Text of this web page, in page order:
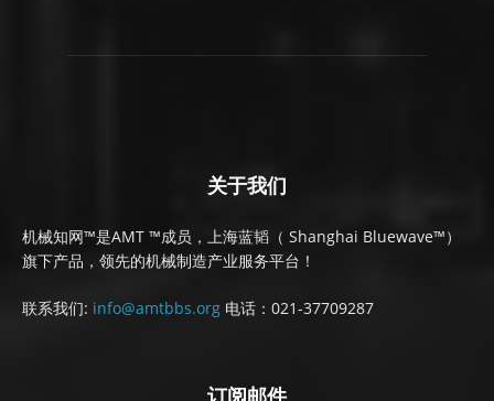
关于我们
机械知网™是AMT ™成员，上海蓝韬（ Shanghai Bluewave™）
旗下产品，领先的机械制造产业服务平台！
联系我们: info@amtbbs.org 电话：021-37709287
订阅邮件